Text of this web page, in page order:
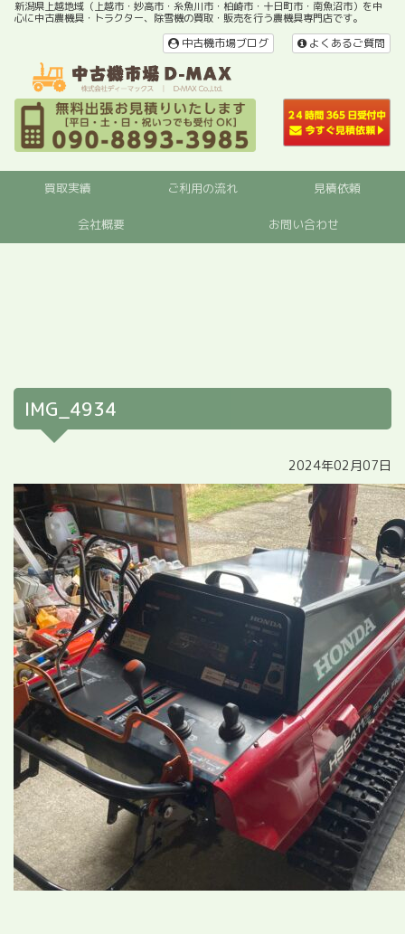
新潟県上越地域（上越市・妙高市・糸魚川市・柏崎市・十日町市・南魚沼市）を中
心に中古農機具・トラクター、除雪機の買取・販売を行う農機具専門店です。
よくあるご質問
中古機市場ブログ
買取実績 ご利用の流れ 見積依頼
会社概要 お問い合わせ
IMG_4934
2024年02月07日